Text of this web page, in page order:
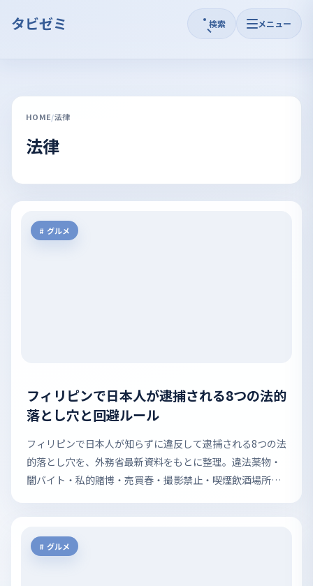
タビゼミ 検索 メニュー
HOME 法律
法律
グルメ
フィリピンで日本人が逮捕される8つの法的
落とし穴と回避ルール
フィリピンで日本人が知らずに違反して逮捕される8つの法
的落とし穴を、外務省最新資料をもとに整理。違法薬物・
闇バイト・私的賭博・売買春・撮影禁止・喫煙飲酒場所ま
グルメ